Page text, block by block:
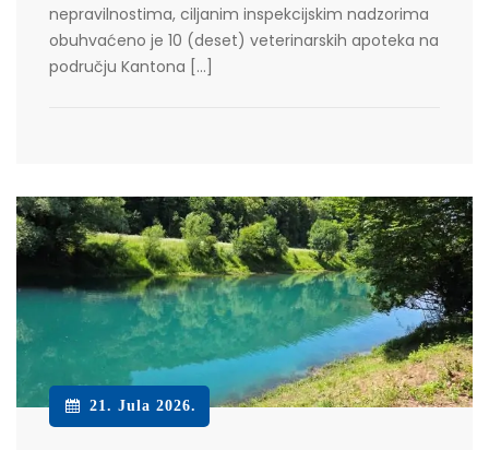
nepravilnostima, ciljanim inspekcijskim nadzorima
obuhvaćeno je 10 (deset) veterinarskih apoteka na
području Kantona […]
21. Jula 2026.